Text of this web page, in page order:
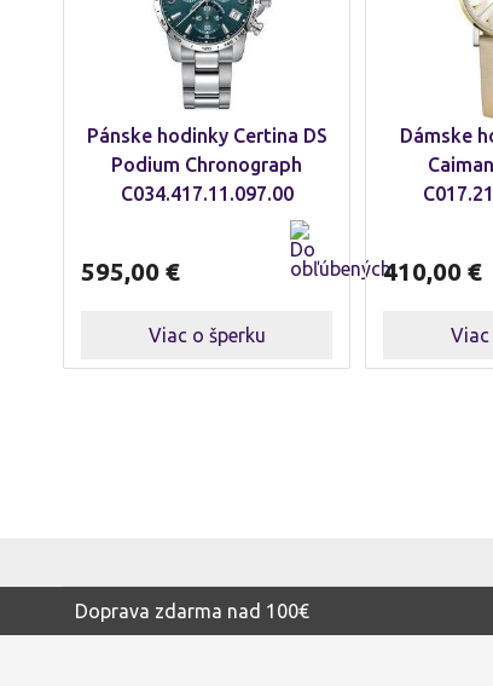
Pánske hodinky Certina DS
Podium Chronograph
C034.417.11.097.00
595,00 €
Viac o šperku
Dámske
410,00€
Viac
Doprava zdarma nad 100€